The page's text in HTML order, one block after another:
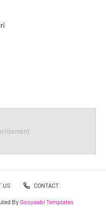
US CONTACT
By Gooyaabi Templates